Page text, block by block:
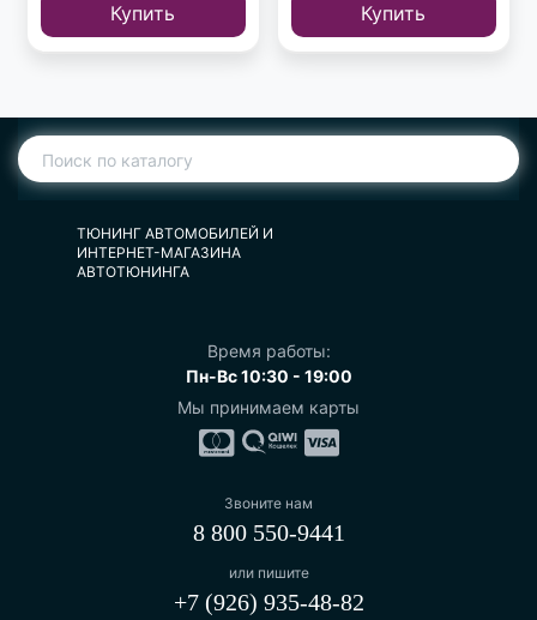
Купить Купить
ТЮНИНГ АВТОМОБИЛЕЙ И
ИНТЕРНЕТ-МАГАЗИНА
АВТОТЮНИНГА
Время работы:
Пн-Вс 10:30 - 19:00
Мы принимаем карты
Звоните нам
8 800 550-9441
или пишите
+7 (926) 935-48-82